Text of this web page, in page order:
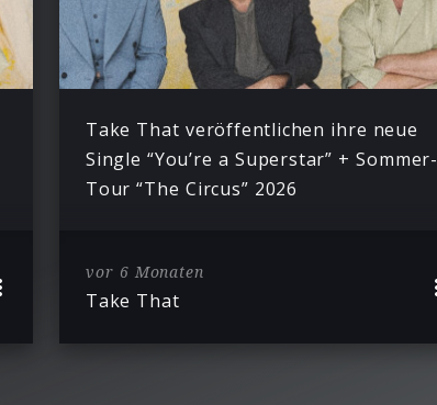
Take That veröffentlichen ihre neue
Single “You’re a Superstar” + Sommer-
Tour “The Circus” 2026
vor 6 Monaten
Take That